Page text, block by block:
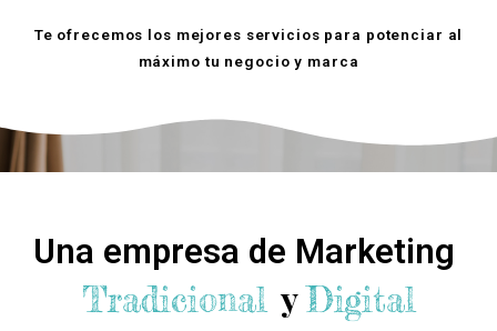
Te ofrecemos los mejores servicios para potenciar al
máximo tu negocio y marca
Una empresa de Marketing
Tradicional yDigital